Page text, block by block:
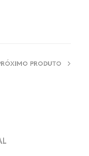
PRODUTO